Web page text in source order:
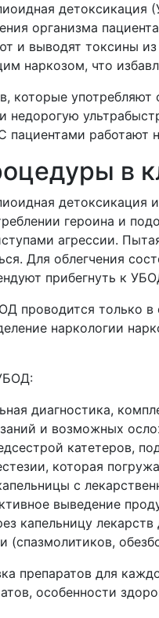
детоксикация
организма
и выводят токсины
наркозом, что
которые
недорогую
пациентами работают
в
детоксикация
героина и
агрессии.
Для облегчения
прибегнуть к
проводится только в
наркологии
диагностика,
и возможных
катетеров,
которая
с
выведение
капельницу
(спазмолитиков,
препаратов для
особенности